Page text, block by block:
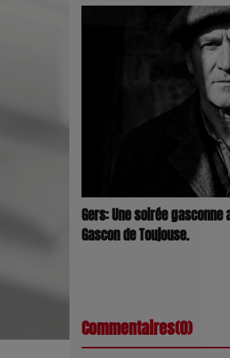
Gers: Une soirée gasconne
Gascon de Toujouse.
Commentaires(0)